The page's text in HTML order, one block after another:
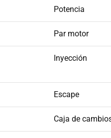
Potencia
Par motor
Inyección
Escape
Caja de